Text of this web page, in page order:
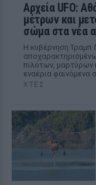
Αρχεία UFO:
μέτρων και
σώμα στα νέα
Η κυβέρνηση Τραμπ
πιλότων, μαρτύρων
εναέρια φαινόμενα
ΧΤΕΣ